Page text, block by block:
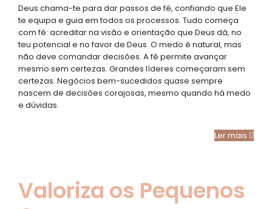
Deus chama-te para dar passos de fé, confiando que Ele
te equipa e guia em todos os processos. Tudo começa
com fé: acreditar na visão e orientação que Deus dá, no
teu potencial e no favor de Deus. O medo é natural, mas
não deve comandar decisões. A fé permite avançar
mesmo sem certezas. Grandes líderes começaram sem
certezas. Negócios bem-sucedidos quase sempre
nascem de decisões corajosas, mesmo quando há medo
e dúvidas.
Ler mais
Valoriza os Pequenos